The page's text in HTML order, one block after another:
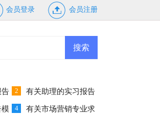
会员登录 会员注册
告 2 有关助理的实习报告
范文十篇
4 有关市场营销专业求